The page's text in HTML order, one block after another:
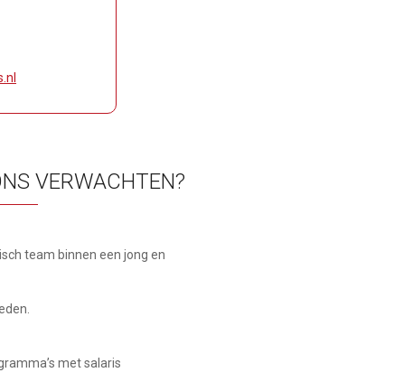
VERWACHTEN?
team binnen een jong en
met salaris